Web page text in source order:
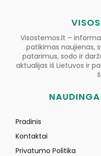
Visostemos.lt –
patikimas naujienas,
patarimus, sodo ir
aktualijas iš Lietuvos ir
Pradinis
Kontaktai
Privatumo Politika